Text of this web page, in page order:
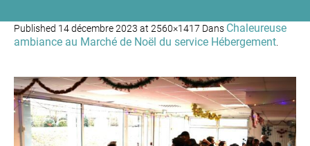
Published 14 décembre 2023 at 2560×1417 Dans Chaleureuse
ambiance au Marché de Noël du service Hébergement